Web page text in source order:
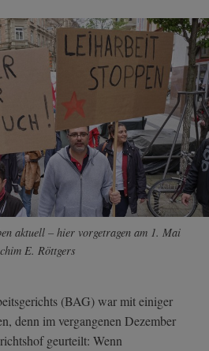
aktuell – hier vorgetragen am 1. Mai
E. Röttgers
(BAG) war mit einiger
denn im vergangenen Dezember
geurteilt: Wenn